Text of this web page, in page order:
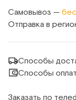
Самовывоз —
Отправка в
Способы
Способы
Заказать по